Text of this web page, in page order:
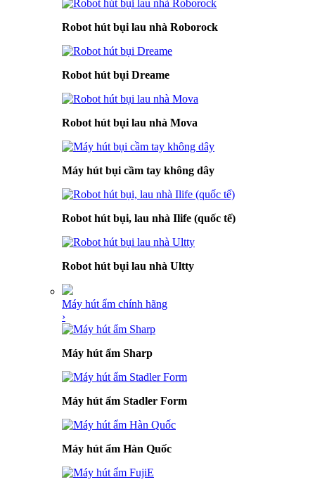
Robot hút bụi lau nhà Roborock
Robot hút bụi Dreame
Robot hút bụi lau nhà Mova
Máy hút bụi cầm tay không dây
Robot hút bụi, lau nhà Ilife (quốc tế)
Robot hút bụi lau nhà Ultty
Máy hút ẩm chính hãng
›
Máy hút ẩm Sharp
Máy hút ẩm Stadler Form
Máy hút ẩm Hàn Quốc